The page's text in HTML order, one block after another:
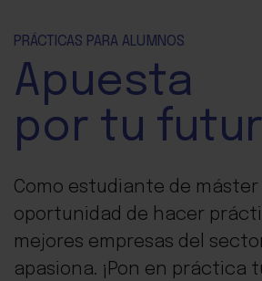
PRÁCTICAS PARA ALUMNOS
Apuesta
por tu
Como estudiante de
oportunidad de hacer
mejores empresas del
apasiona. ¡Pon en práctica